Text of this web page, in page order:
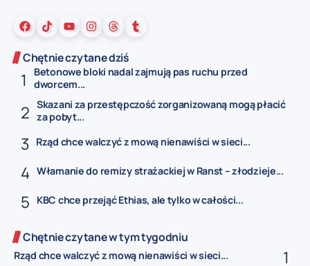
Chętnie czytane dziś
Betonowe bloki nadal zajmują pas ruchu przed
dworcem...
Skazani za przestępczość zorganizowaną mogą płacić
za pobyt...
Rząd chce walczyć z mową nienawiści w sieci...
Włamanie do remizy strażackiej w Ranst – złodzieje...
KBC chce przejąć Ethias, ale tylko w całości...
Chętnie czytane w tym tygodniu
Rząd chce walczyć z mową nienawiści w sieci...